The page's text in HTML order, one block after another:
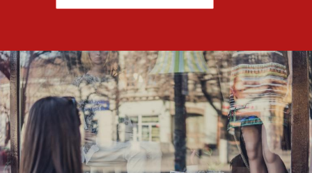
Развитие и поддержка интернет-